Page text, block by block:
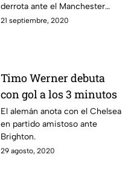
derrota ante el Manchester
City de este lunes.
21 septiembre, 2020
Timo Werner debuta
con gol a los 3 minutos
El alemán anota con el Chelsea
en partido amistoso ante
Brighton.
29 agosto, 2020